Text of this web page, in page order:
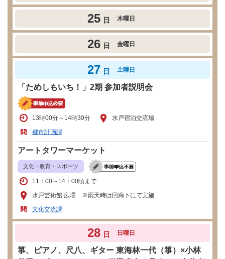
25 日 木曜日
26 日 金曜日
27 日 土曜日
「ためしもいち！」2期 参加者説明会
13時00分～14時30分
水戸宿泊交流場
都市計画課
アートタワーマーケット
文化・教育・スポーツ
11：00～14：00頃まで
水戸芸術館 広場 ※雨天時は回廊下にて実施
文化交流課
28 日 日曜日
箏、ピアノ、尺八、ギター 東海林一代（箏）×小林